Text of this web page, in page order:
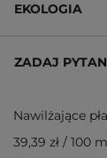
EKOLOGIA
ZADAJ
Nawilżające
39,39 zł / 100